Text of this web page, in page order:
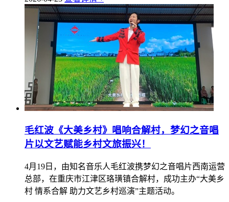
毛红波《大美乡村》唱响合解村，梦幻之音唱
片以文艺赋能乡村文旅振兴！
​4月19日，由知名音乐人毛红波携梦幻之音唱片西南运营
总部，在重庆市江津区珞璜镇合解村，成功主办“大美乡
村 情系合解 助力文艺乡村巡演”主题活动。